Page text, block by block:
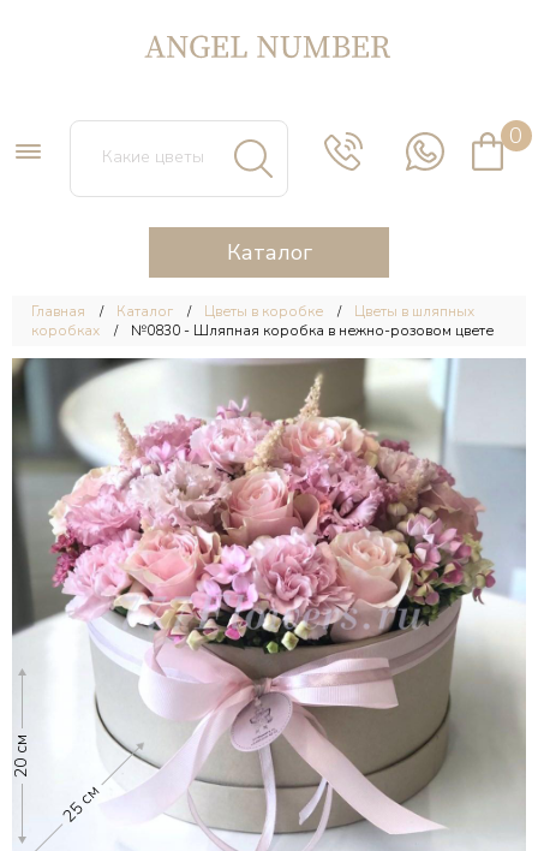
0
Каталог
Главная Каталог Цветы в коробке
Цветы в шляпных
коробках
№0830 - Шляпная коробка в нежно-розовом цвете
20 см
25 см